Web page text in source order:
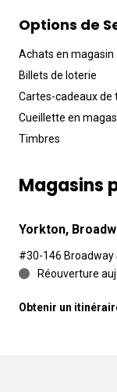
Options de
Achats en magasin
Billets de loterie
Cartes-cadeaux de
Cueillette en
Timbres
Magasins
Yorkton,
#30-146 Broadway
Réouverture
Obtenir un